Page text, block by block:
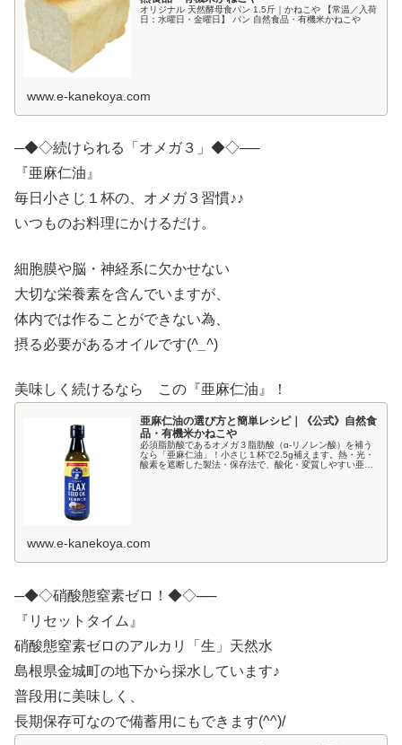
オリジナル 天然酵母食パン 1.5斤｜かねこや 【常温／入荷
日：水曜日・金曜日】 パン 自然食品・有機米かねこや
www.e-kanekoya.com
─◆◇続けられる「オメガ３」◆◇──
『亜麻仁油』
毎日小さじ１杯の、オメガ３習慣♪♪
いつものお料理にかけるだけ。
細胞膜や脳・神経系に欠かせない
大切な栄養素を含んでいますが、
体内では作ることができない為、
摂る必要があるオイルです(^_^)
美味しく続けるなら この『亜麻仁油』！
亜麻仁油の選び方と簡単レシピ｜《公式》自然食
品・有機米かねこや
必須脂肪酸であるオメガ３脂肪酸（α-リノレン酸）を補う
なら「亜麻仁油」！小さじ１杯で2.5g補えます。熱・光・
酸素を遮断した製法・保存法で、酸化・変質しやすい亜麻
www.e-kanekoya.com
─◆◇硝酸態窒素ゼロ！◆◇──
『リセットタイム』
硝酸態窒素ゼロのアルカリ「生」天然水
島根県金城町の地下から採水しています♪
普段用に美味しく、
長期保存可なので備蓄用にもできます(^^)/